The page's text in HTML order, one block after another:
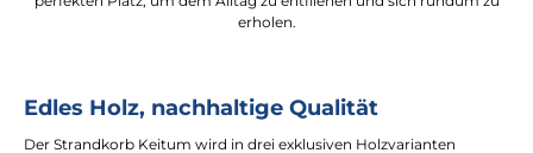
erholen.
Edles Holz, nachhaltige Qualität
Der Strandkorb Keitum wird in drei exklusiven Holzvarianten